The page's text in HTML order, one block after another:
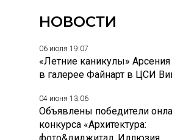
НОВОСТИ
06 июля 19:07
«Летние каникулы»
в галерее Файнарт в ЦСИ
04 июня 13:06
Объявлены победители
конкурса «Архитектура: